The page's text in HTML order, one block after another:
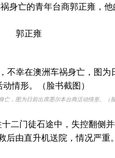
亡的青年台商郭正雍，他
，图为日前出席墨尔本台商活动情形。（脸
二门徒石途中，失控翻侧
由直升机送院，情况严重。